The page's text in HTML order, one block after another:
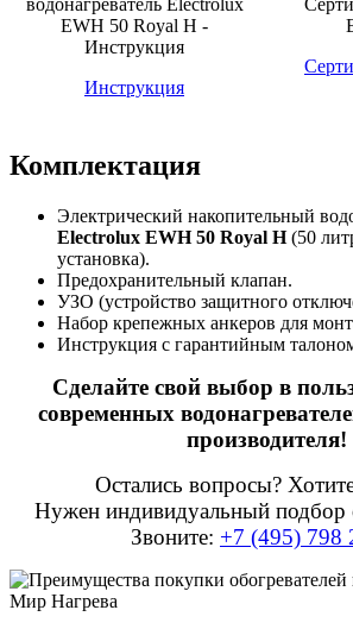
Инструкция
Комплектация
Электрический накопительный
Electrolux EWH 50 Royal H(50
установка).
Предохранительный клапан.
УЗО (устройство защитного
Набор крепежных анкеров для
Инструкция с гарантийным
Сделайте свой выбор в
современных
производителя!
Остались вопросы?
Нужен индивидуальный подбор
Звоните: +7 (495) 798